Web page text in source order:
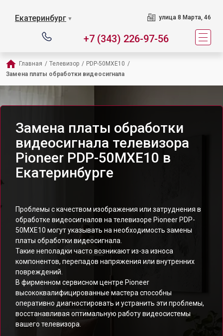
Екатеринбург ▼ улица 8 Марта, 46
+7 (343) 226-97-56
Главная / Телевизор / PDP-50MXE10 /
Замена платы обработки видеосигнала
Замена платы обработки
видеосигнала телевизора
Pioneer PDP-50MXE10 в
Екатеринбурге
Проблемы с качеством изображения или затруднения в
обработке видеосигналов на телевизоре Pioneer PDP-
50MXE10 могут указывать на необходимость замены
платы обработки видеосигнала.
Такие неполадки часто возникают из-за износа
компонентов, перепадов напряжения или внутренних
повреждений.
В фирменном сервисном центре Pioneer
высококвалифицированные мастера способны
оперативно диагностировать и устранить эти проблемы,
восстанавливая оптимальную работу видеосистемы
вашего телевизора.